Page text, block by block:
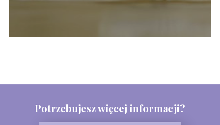
Potrzebujesz więcej informacji?